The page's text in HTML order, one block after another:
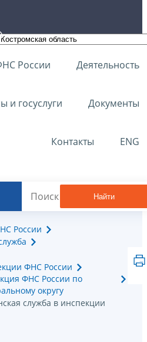
России Деятельность
и госуслуги Документы
Контакты ENG
Найти
России
ФНС России
ФНС России по
округу
служба в инспекции